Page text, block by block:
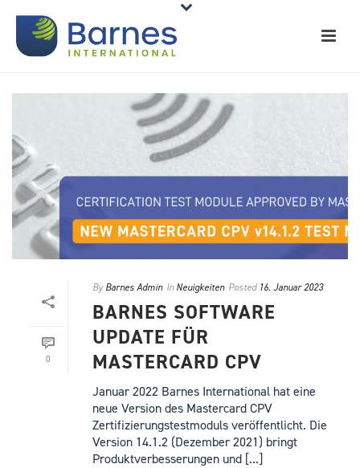
0
By Barnes Admin In Neuigkeiten Posted 16. Januar 2023
BARNES SOFTWARE
UPDATE FÜR
MASTERCARD CPV
Januar 2022 Barnes International hat eine
neue Version des Mastercard CPV
Zertifizierungstestmoduls veröffentlicht. Die
Version 14.1.2 (Dezember 2021) bringt
Produktverbesserungen und [...]